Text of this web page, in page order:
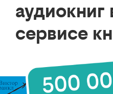
аудиокниг
сервисе